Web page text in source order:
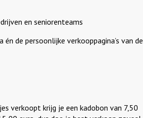
en seniorenteams
de persoonlijke verkooppagina’s van de
verkoopt krijg je een kadobon van 7,50